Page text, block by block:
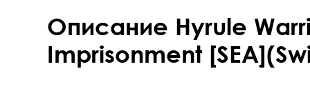
Описание Hyrule
Imprisonment